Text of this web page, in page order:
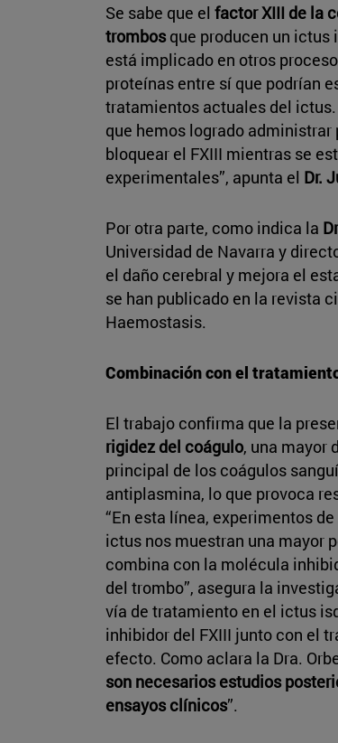
Se sabe que el factor XIII de la
trombosque producen un ictus
está implicado en otros
proteínas entre sí que podrían
tratamientos actuales del ictus.
que hemos logrado
bloquear el FXIII mientras se
experimentales”, apunta el Dr.
Por otra parte, como indica la
Universidad de Navarra y
el daño cerebral y mejora el
se han publicado en la revista
Haemostasis.
Combinación con el
El trabajo confirma que la
rigidez del coágulo, una mayor
principal de los coágulos
antiplasmina, lo que provoca
“En esta línea, experimentos
ictus nos muestran una mayor
combina con la molécula
del trombo”, asegura la
vía de tratamiento en el ictus
inhibidor del FXIII junto con el
efecto. Como aclara la Dra.
son necesarios estudios
ensayos clínicos”.